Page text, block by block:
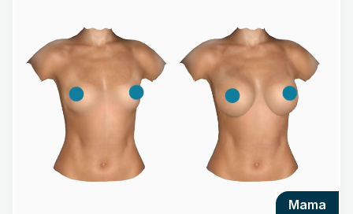
mama